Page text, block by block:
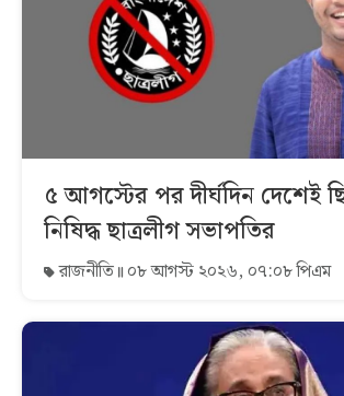
৫ আগস্টের পর দীর্ঘদিন দেশেই
নিষিদ্ধ ছাত্রলীগ সভাপতির
রাজনীতি ০৮ আগস্ট ২০২৬, ০৭:০৮ পিএম